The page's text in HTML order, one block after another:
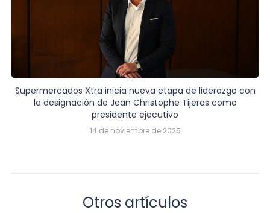
Supermercados Xtra inicia nueva etapa de liderazgo con
la designación de Jean Christophe Tijeras como
presidente ejecutivo
14 de noviembre de 2025
Otros artículos